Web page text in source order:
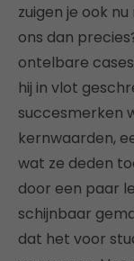
zuigen je ook
ons dan
ontelbare
hij in vlot
succesmerken
kernwaarden,
wat ze deden
door een paar
schijnbaar
dat het voor